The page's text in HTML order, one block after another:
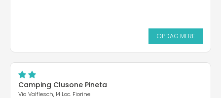
OPDAG MERE
Camping Clusone Pineta
Via Valflesch, 14 Loc. Fiorine